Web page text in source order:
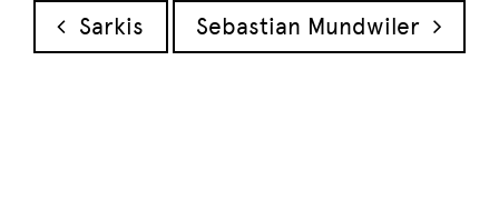
Navigation des articles
Sarkis Sebastian Mundwiler